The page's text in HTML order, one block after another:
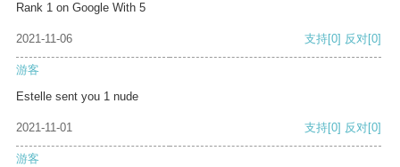
Rank 1 on Google With 5
2021-11-06 支持[0] 反对[0]
游客
Estelle sent you 1 nude
2021-11-01 支持[0] 反对[0]
游客